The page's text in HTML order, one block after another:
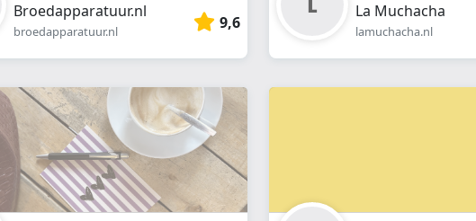
Broedapparatuur.nl
broedapparatuur.nl 9,6
La Muchacha
lamuchacha.nl